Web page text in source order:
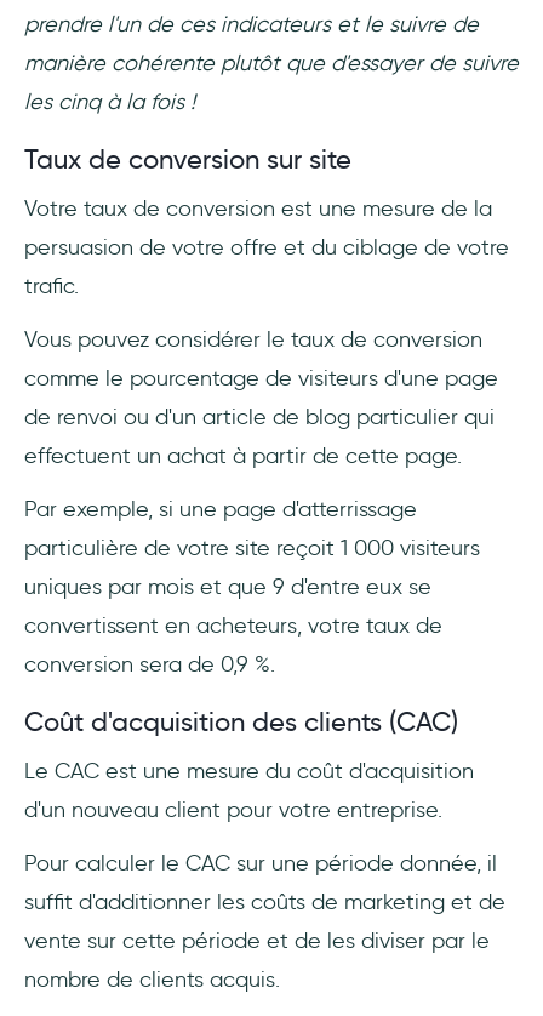
prendre l'un de ces indicateurs et le suivre de
manière cohérente plutôt que d'essayer de suivre
les cinq à la fois !
Taux de conversion sur site
Votre taux de conversion est une mesure de la
persuasion de votre offre et du ciblage de votre
trafic.
Vous pouvez considérer le taux de conversion
comme le pourcentage de visiteurs d'une page
de renvoi ou d'un article de blog particulier qui
effectuent un achat à partir de cette page.
Par exemple, si une page d'atterrissage
particulière de votre site reçoit 1 000 visiteurs
uniques par mois et que 9 d'entre eux se
convertissent en acheteurs, votre taux de
conversion sera de 0,9 %.
Coût d'acquisition des clients (CAC)
Le CAC est une mesure du coût d'acquisition
d'un nouveau client pour votre entreprise.
Pour calculer le CAC sur une période donnée, il
suffit d'additionner les coûts de marketing et de
vente sur cette période et de les diviser par le
nombre de clients acquis.